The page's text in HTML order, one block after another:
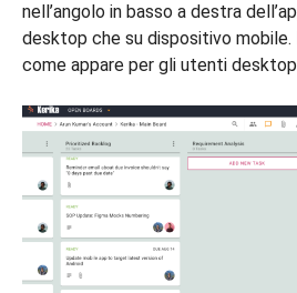
nell’angolo in basso a destra
desktop che su dispositivo mobile.
come appare per gli utenti